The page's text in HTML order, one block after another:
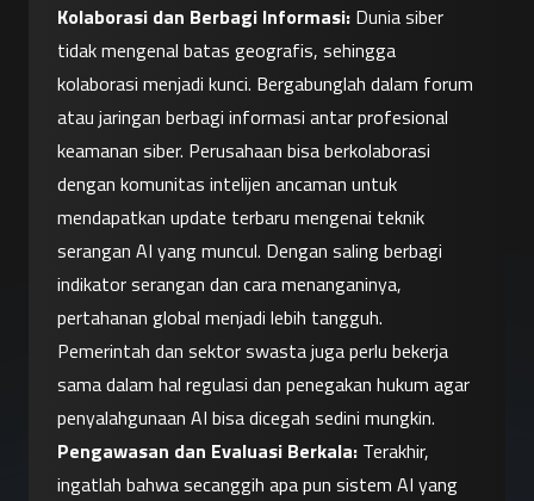
Kolaborasi dan Berbagi Informasi: Dunia siber
tidak mengenal batas geografis, sehingga
kolaborasi menjadi kunci. Bergabunglah dalam forum
atau jaringan berbagi informasi antar profesional
keamanan siber. Perusahaan bisa berkolaborasi
dengan komunitas intelijen ancaman untuk
mendapatkan update terbaru mengenai teknik
serangan AI yang muncul. Dengan saling berbagi
indikator serangan dan cara menanganinya,
pertahanan global menjadi lebih tangguh.
Pemerintah dan sektor swasta juga perlu bekerja
sama dalam hal regulasi dan penegakan hukum agar
penyalahgunaan AI bisa dicegah sedini mungkin.
Pengawasan dan Evaluasi Berkala: Terakhir,
ingatlah bahwa secanggih apa pun sistem AI yang